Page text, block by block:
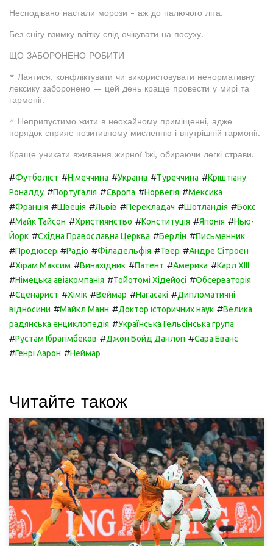
Несподівано настали морози - аж до палючого літа.
Без снігу взимку влітку слід очікувати на посуху.
ЩО ЗАБОРОНЕНО РОБИТИ
* Лаятися, конфліктувати чи використовувати ненормативну
лексику заборонено — цей день краще провести у мирі та
гармонії.
* Неприпустимо жити в неохайному приміщенні, адже
порядок сприяє позитивному мисленню і внутрішній гармонії.
Краще уникати вживання жирної їжі, обираючи легкі страви.
#Футболіст #Німеччина #Україна #Туреччина #Кріштіану
Роналду #Португалія #Європа #Норвегія #Мексика
#Франція #Швеція #Львів #Перекладач #Шотландія #Бокс
#Майк Тайсон #Християнство #Конституція #Японія #Нью-
Йорк #Східна Православна Церква #Берлін #Письменник
#Продюсер #Радіо #Філадельфія #Твер #Андре Сітроен
#Хірам Максим #Винахідник #Патент #Америка #Карл XIII
#Німецька авіакомпанія #Тойотомі Хідейосі #Обсерваторія
#Сценарист #Хімік #Веймар #Нагасакі #Дипломатичні
відносини #Майкл Манн #Доктор історичних наук #Велика
радянська енциклопедія #Українська Гельсінська група
#Рустам Ібрагімбеков #Джон Бойд Данлоп #Сара Еванс
#Генрі Аарон #Неймар
Читайте також